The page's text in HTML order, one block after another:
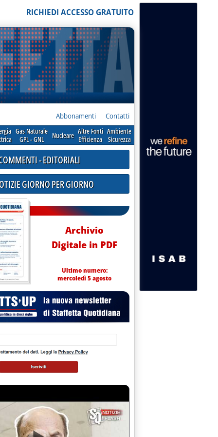
RICHIEDI ACCESSO GRATUITO
Abbonamenti Contatti
Gas Naturale
GPL - GNL
Nucleare Altre Fonti
Efficienza
Ambiente
Sicurezza
- EDITORIALI
GIORNO PER GIORNO
Archivio
Digitale in PDF
Ultimo numero:
mercoledì 5 agosto